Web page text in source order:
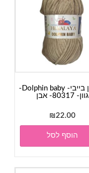
דולפין בייבי- Dolphin baby-
גוון- 80317- אבן
₪22.00
הוסף לסל